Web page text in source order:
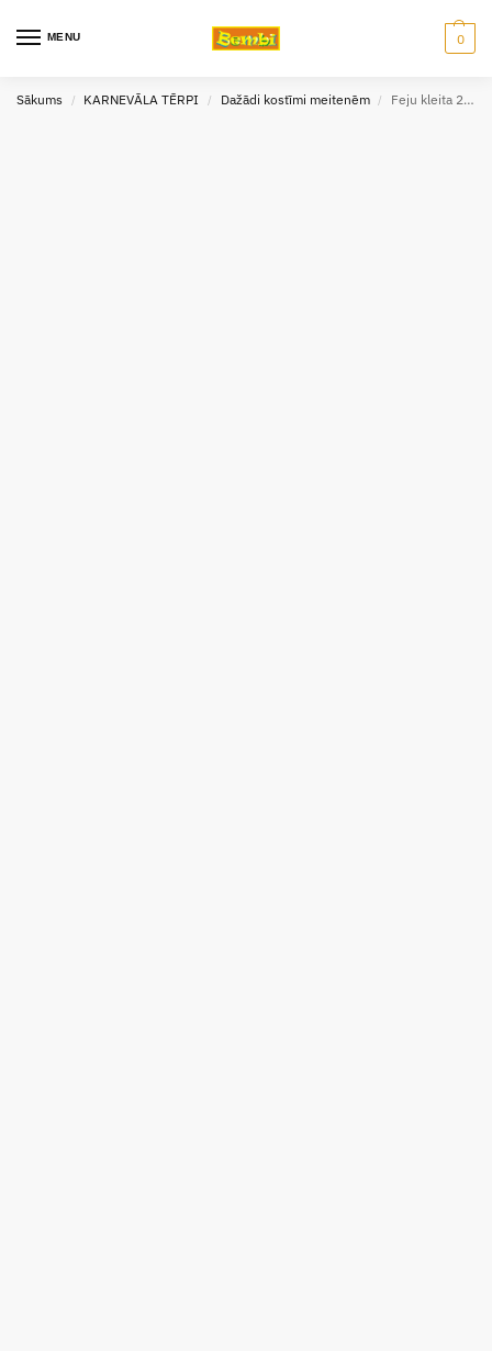
MENU 0
Sākums / KARNEVĀLA TĒRPI / Dažādi kostīmi meitenēm / Feju kleita 2-3 gadi